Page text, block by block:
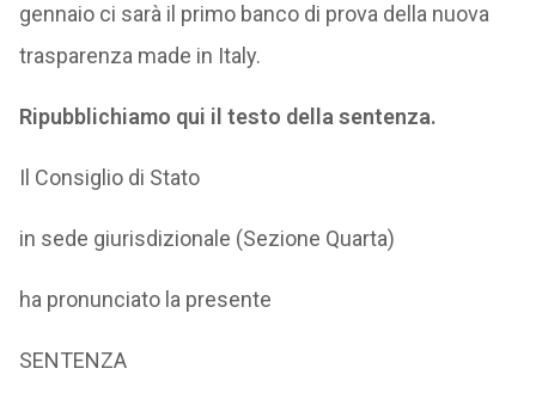
gennaio ci sarà il primo banco di prova della nuova
trasparenza made in Italy.
Ripubblichiamo qui il testo della sentenza.
Il Consiglio di Stato
in sede giurisdizionale (Sezione Quarta)
ha pronunciato la presente
SENTENZA